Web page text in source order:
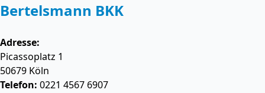
Bertelsmann BKK
Adresse:
Picassoplatz 1
50679 Köln
Telefon: 0221 4567 6907